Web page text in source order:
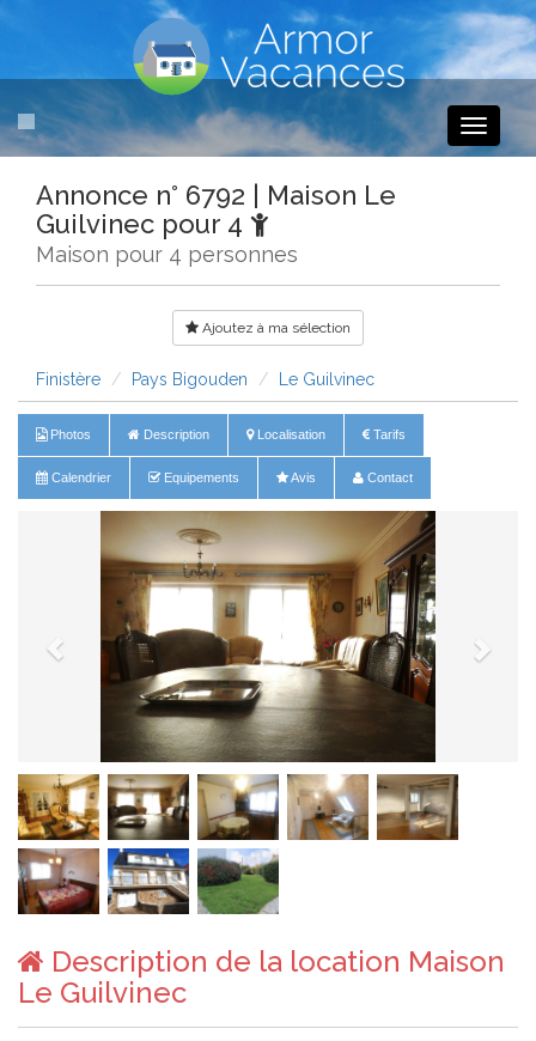
Toggle
Annonce n° 6792 | Maison Le
Guilvinec pour 4
Maison pour 4 personnes
Ajoutez à ma sélection
Finistère Pays Bigouden Le Guilvinec
Photos Description Localisation Tarifs
Calendrier Equipements Avis Contact
Description de la location Maison
Le Guilvinec